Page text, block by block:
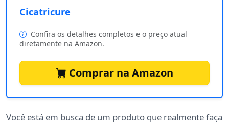
Cicatricure
Confira os detalhes completos e o preço atual
diretamente na Amazon.
Comprar na Amazon
Você está em busca de um produto que realmente faça